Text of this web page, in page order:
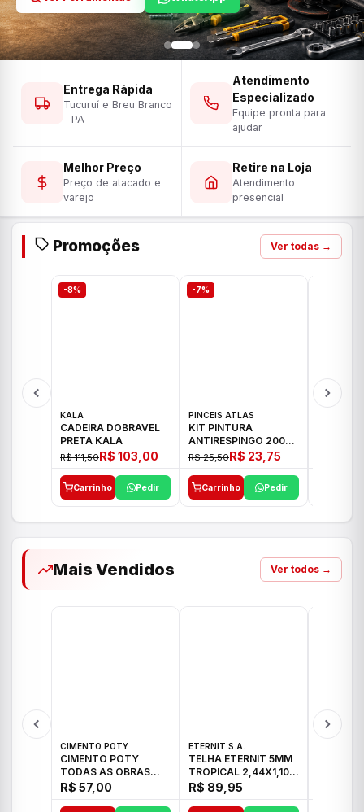
Entrega Rápida
Tucuruí e Breu Branco
- PA
Atendimento
Especializado
Equipe pronta para
ajudar
Melhor Preço
Preço de atacado e
varejo
Retire na Loja
Atendimento
presencial
Promoções Ver todas →
-8%
KALA
CADEIRA DOBRAVEL
PRETA KALA
R$ 111,50R$ 103,00
Carrinho Pedir
-7%
PINCEIS ATLAS
KIT PINTURA
ANTIRESPINGO 2003
ATLAS 03 PCS
R$ 25,50R$ 23,75
Carrinho Pedir
Mais Vendidos Ver todos →
CIMENTO POTY
CIMENTO POTY
TODAS AS OBRAS
50KG CP-II F/32
R$ 57,00
ETERNIT S.A.
TELHA ETERNIT 5MM
TROPICAL 2,44X1,10
27,10KG
R$ 89,95